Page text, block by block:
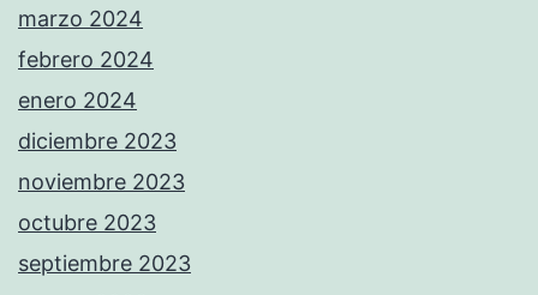
marzo 2024
febrero 2024
enero 2024
diciembre 2023
noviembre 2023
octubre 2023
septiembre 2023